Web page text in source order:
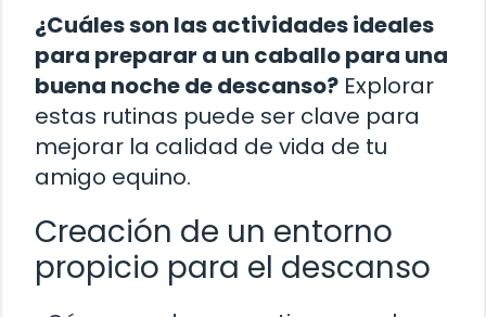
¿Cuáles son las actividades ideales
para preparar a un caballo para una
buena noche de descanso? Explorar
estas rutinas puede ser clave para
mejorar la calidad de vida de tu
amigo equino.
Creación de un entorno
propicio para el descanso